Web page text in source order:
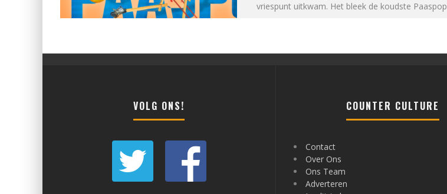
vriespunt uitkwam. Het bleek de koudste Paaspop
VOLG ONS! COUNTER CULTURE
Contact
Over Ons
Ons Team
Adverteren